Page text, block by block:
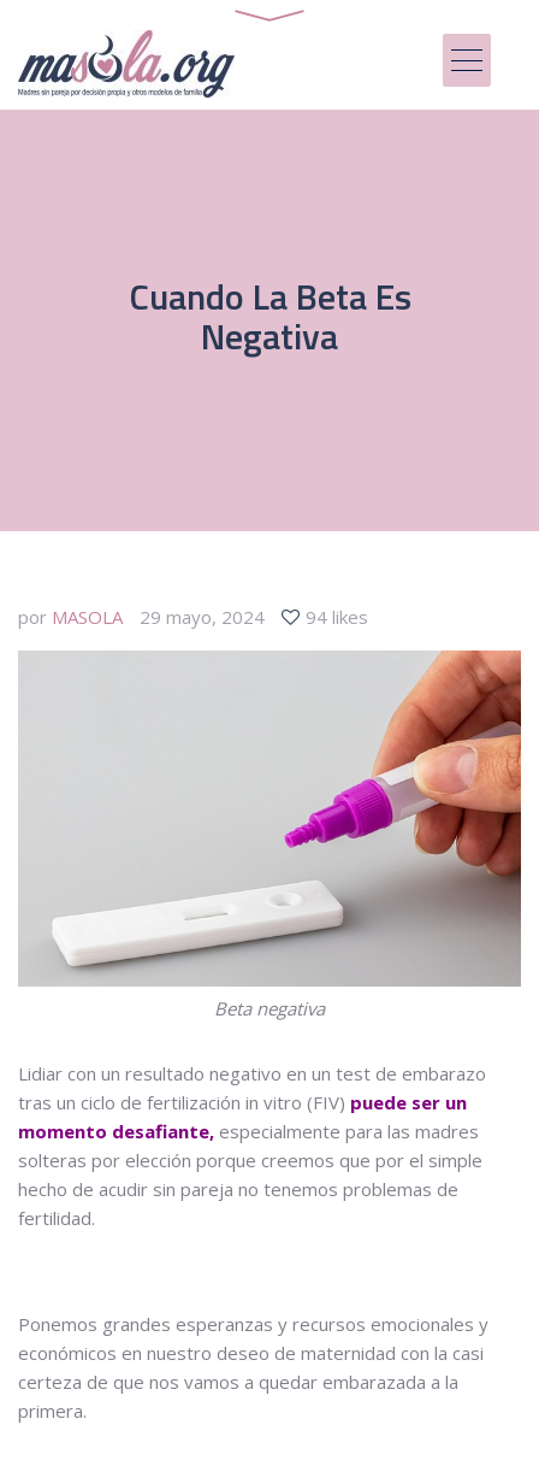
Cuando La Beta Es
Negativa
por MASOLA 29 mayo, 2024 94 likes
Beta negativa
Lidiar con un resultado negativo en un test de embarazo
tras un ciclo de fertilización in vitro (FIV) puede ser un
momento desafiante, especialmente para las madres
solteras por elección porque creemos que por el simple
hecho de acudir sin pareja no tenemos problemas de
fertilidad.
Ponemos grandes esperanzas y recursos emocionales y
económicos en nuestro deseo de maternidad con la casi
certeza de que nos vamos a quedar embarazada a la
primera.